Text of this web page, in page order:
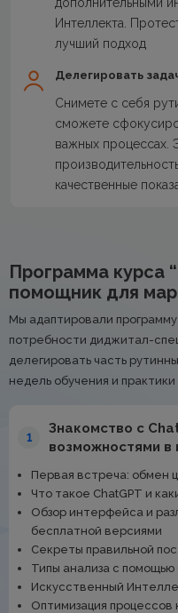
Интеллекта.
лучший подход
Делегировать
Снимете с себя
сможете
важных процессах.
качественные
Программа курса
помощник для
Мы адаптировали программу
потребности диджитал-
делегировать часть
недель обучения и практики
1
Знакомство с
возможностями в
Первая встреча: обмен
Что такое ChatGPT и
Обзор интерфейса и
бесплатной версиями
Секреты правильной
Типы анализа с помощью
Искусственный
Оптимизация процессов